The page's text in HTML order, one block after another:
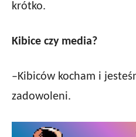
krótko.
Kibice czy media?
–Kibiców kocham i
zadowoleni.